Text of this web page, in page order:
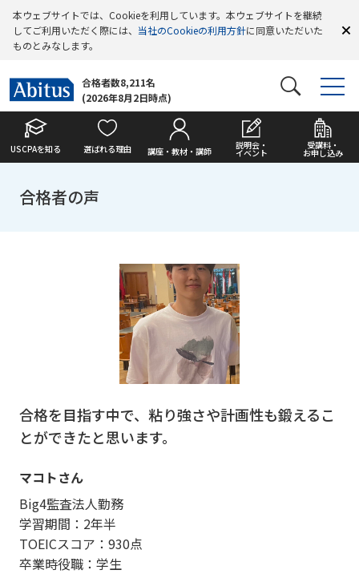
本ウェブサイトでは、Cookieを利用しています。本ウェブサイトを継続
してご利用いただく際には、 当社のCookieの利用方針に同意いただいた
ものとみなします。
合格者数8,211名
(2026年8月2日時点)
USCPAを知る 選ばれる理由 講座・教材・講師
説明会・
イベント
受講料・
お申し込み
合格者の声
合格を目指す中で、粘り強さや計画性も鍛えるこ
とができたと思います。
マコトさん
Big4監査法人勤務
学習期間：2年半
TOEICスコア：930点
卒業時役職：学生